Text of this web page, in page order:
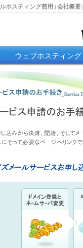
ホスティング費用 | 会社概要
ウェブホスティング